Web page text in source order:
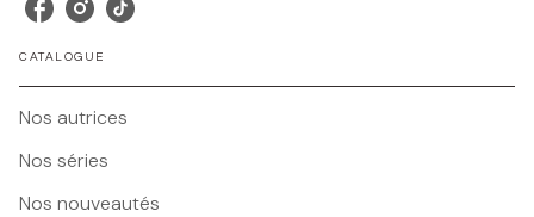
CATALOGUE
Nos autrices
Nos séries
Nos nouveautés